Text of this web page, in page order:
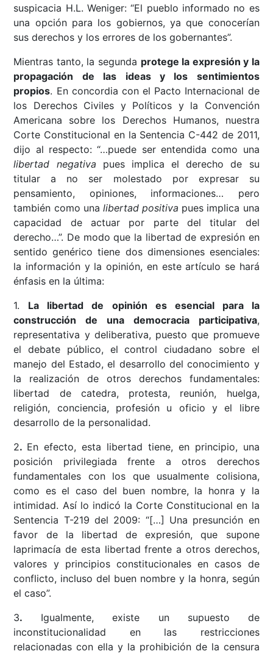
suspicacia H.L. Weniger: “El pueblo informado no es
una opción para los gobiernos, ya que conocerían
sus derechos y los errores de los gobernantes”.
Mientras tanto, la segunda protege la expresión y la
propagación de las ideas y los sentimientos
propios. En concordia con el Pacto Internacional de
los Derechos Civiles y Políticos y la Convención
Americana sobre los Derechos Humanos, nuestra
Corte Constitucional en la Sentencia C-442 de 2011,
dijo al respecto: “…puede ser entendida como una
libertad negativa pues implica el derecho de su
titular a no ser molestado por expresar su
pensamiento, opiniones, informaciones… pero
también como una libertad positiva pues implica una
capacidad de actuar por parte del titular del
derecho…”. De modo que la libertad de expresión en
sentido genérico tiene dos dimensiones esenciales:
la información y la opinión, en este artículo se hará
énfasis en la última:
1. La libertad de opinión es esencial para la
construcción de una democracia participativa,
representativa y deliberativa, puesto que promueve
el debate público, el control ciudadano sobre el
manejo del Estado, el desarrollo del conocimiento y
la realización de otros derechos fundamentales:
libertad de catedra, protesta, reunión, huelga,
religión, conciencia, profesión u oficio y el libre
desarrollo de la personalidad.
2. En efecto, esta libertad tiene, en principio, una
posición privilegiada frente a otros derechos
fundamentales con los que usualmente colisiona,
como es el caso del buen nombre, la honra y la
intimidad. Así lo indicó la Corte Constitucional en la
Sentencia T-219 del 2009: “[…] Una presunción en
favor de la libertad de expresión, que supone
laprimacía de esta libertad frente a otros derechos,
valores y principios constitucionales en casos de
conflicto, incluso del buen nombre y la honra, según
el caso”.
3. Igualmente, existe un supuesto de
inconstitucionalidad en las restricciones
relacionadas con ella y la prohibición de la censura